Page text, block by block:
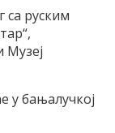
са руским
Музеј
у бањалучкој